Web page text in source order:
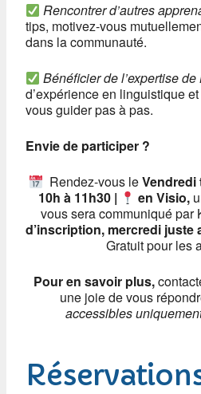
Rencontrer d’autres
tips, motivez-vous
dans la communauté.
Bénéficier de l’expertise
d’expérience en linguistique
vous guider pas à pas.
Envie de participer ?
Rendez-vous le
10h à 11h30 |
en Visio,
vous sera communiqué par
d’inscription, mercredi juste
Gratuit pour les
Pour en savoir plus,
une joie de vous
accessibles